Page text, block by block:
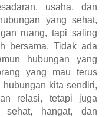
usaha, dan
yang sehat,
ruang, tapi saling
bersama. Tidak ada
hubungan yang
yang mau terus
hubungan kita sendiri,
relasi, tetapi juga
sehat, hangat, dan